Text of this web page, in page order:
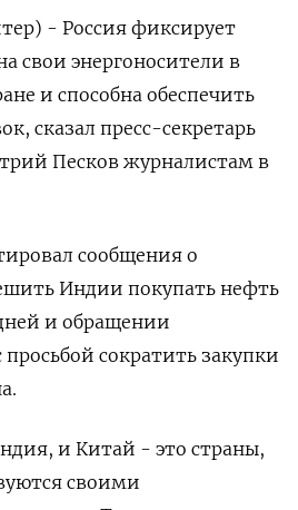
- Россия фиксирует
свои энергоносители в
и способна обеспечить
сказал пресс-секретарь
Песков журналистам в
сообщения ​о
Индии ​покупать нефть
и обращении
сократить закупки
и ‌Китай - это страны,
своими